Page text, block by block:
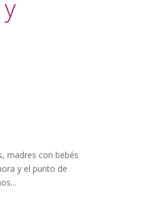
madres con bebés
y el punto de